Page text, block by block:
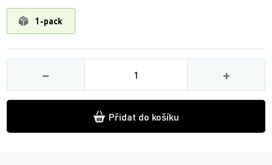
1-pack
−
Množství
+
Přidat do košíku